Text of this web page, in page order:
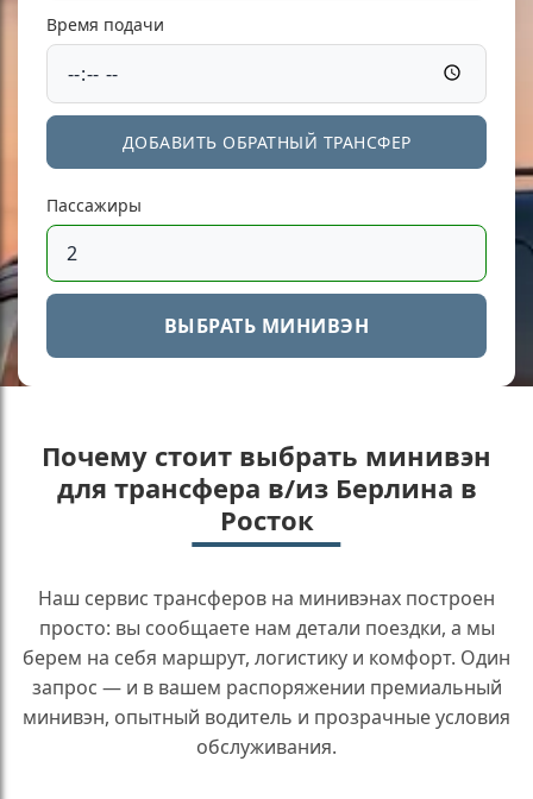
Время подачи
ДОБАВИТЬ ОБРАТНЫЙ ТРАНСФЕР
Пассажиры
ВЫБРАТЬ МИНИВЭН
Почему стоит выбрать минивэн
для трансфера в/из Берлина в
Росток
Наш сервис трансферов на минивэнах построен
просто: вы сообщаете нам детали поездки, а мы
берем на себя маршрут, логистику и комфорт. Один
запрос — и в вашем распоряжении премиальный
минивэн, опытный водитель и прозрачные условия
обслуживания.